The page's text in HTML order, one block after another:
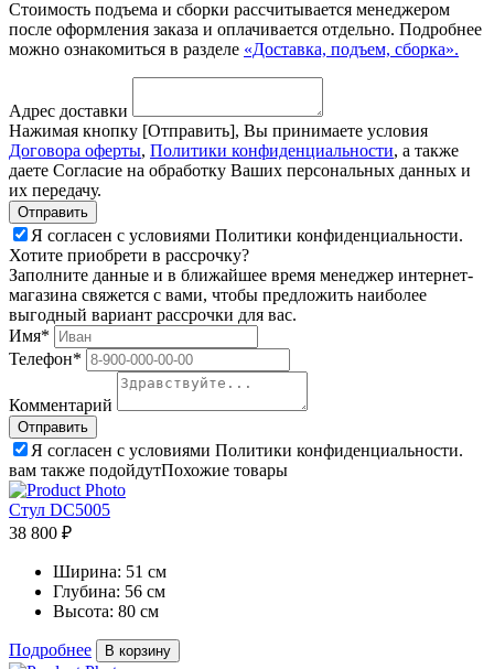
Стоимость подъема и сборки рассчитывается менеджером
после оформления заказа и оплачивается отдельно. Подробнее
можно ознакомиться в разделе «Доставка, подъем, сборка».
Адрес доставки
Нажимая кнопку [Отправить], Вы принимаете условия
Договора оферты, Политики конфиденциальности, а также
даете Согласие на обработку Ваших персональных данных и
их передачу.
Я согласен с условиями Политики конфиденциальности.
Хотите приобрети в рассрочку?
Заполните данные и в ближайшее время менеджер интернет-
магазина свяжется с вами, чтобы предложить наиболее
выгодный вариант рассрочки для вас.
Имя*
Телефон*
Комментарий
Я согласен с условиями Политики конфиденциальности.
вам также подойдутПохожие товары
Стул DC5005
38 800 ₽
Ширина: 51 см
Глубина: 56 см
Высота: 80 см
Подробнее В корзину